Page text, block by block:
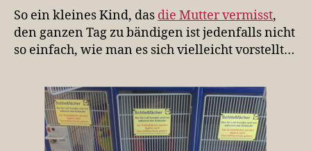
So ein kleines Kind, das die Mutter vermisst,
den ganzen Tag zu bändigen ist jedenfalls nicht
so einfach, wie man es sich vielleicht vorstellt…